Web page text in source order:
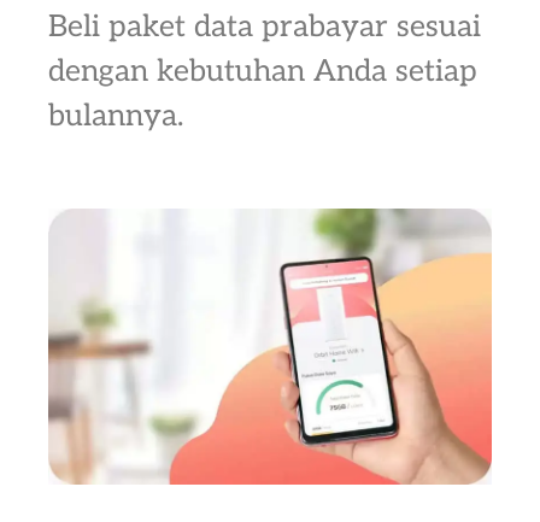
Beli paket data prabayar sesuai
dengan kebutuhan Anda setiap
bulannya.